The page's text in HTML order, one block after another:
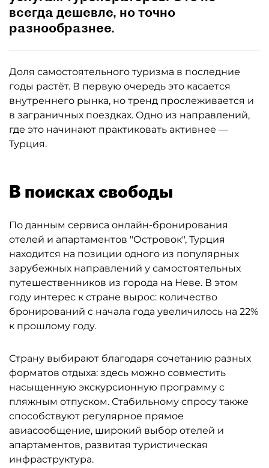
всегда дешевле, но точно
разнообразнее.
Доля самостоятельного туризма в последние
годы растёт. В первую очередь это касается
внутреннего рынка, но тренд прослеживается и
в заграничных поездках. Одно из направлений,
где это начинают практиковать активнее —
Турция.
В поисках свободы
По данным сервиса онлайн-бронирования
отелей и апартаментов "Островок", Турция
находится на позиции одного из популярных
зарубежных направлений у самостоятельных
путешественников из города на Неве. В этом
году интерес к стране вырос: количество
бронирований с начала года увеличилось на 22%
к прошлому году.
Страну выбирают благодаря сочетанию разных
форматов отдыха: здесь можно совместить
насыщенную экскурсионную программу с
пляжным отпуском. Стабильному спросу также
способствуют регулярное прямое
авиасообщение, широкий выбор отелей и
апартаментов, развитая туристическая
инфраструктура.